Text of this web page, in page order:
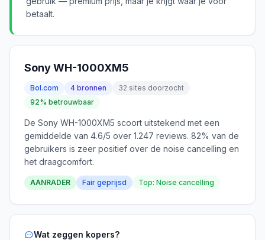
betaalt.
Sony WH-1000XM5
Bol.com 4 bronnen
32 sites doorzocht
92% betrouwbaar
De Sony WH-1000XM5 scoort uitstekend met een
gemiddelde van 4.6/5 over 1.247 reviews. 82% van de
gebruikers is zeer positief over de noise cancelling en
het draagcomfort.
AANRADER Fair geprijsd Top: Noise cancelling
Wat zeggen kopers?